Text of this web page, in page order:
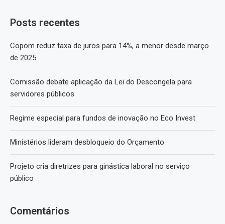
Posts recentes
Copom reduz taxa de juros para 14%, a menor desde março
de 2025
Comissão debate aplicação da Lei do Descongela para
servidores públicos
Regime especial para fundos de inovação no Eco Invest
Ministérios lideram desbloqueio do Orçamento
Projeto cria diretrizes para ginástica laboral no serviço
público
Comentários